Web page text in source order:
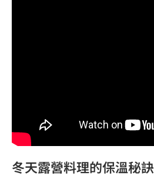
冬天露營料理的保溫秘訣